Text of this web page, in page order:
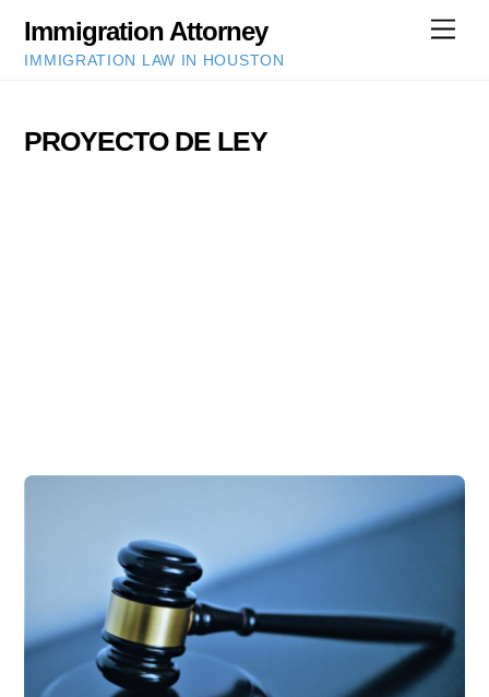
content
Immigration Attorney
IMMIGRATION LAW IN HOUSTON
PROYECTO DE LEY